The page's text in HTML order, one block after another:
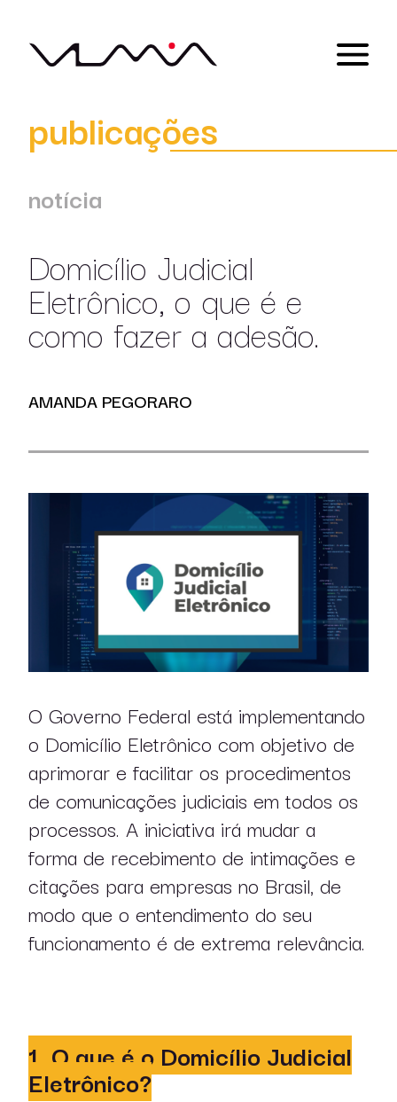
publicações
notícia
Domicílio Judicial
Eletrônico, o que é e
como fazer a adesão.
AMANDA PEGORARO
O Governo Federal está implementando
o Domicílio Eletrônico com objetivo de
aprimorar e facilitar os procedimentos
de comunicações judiciais em todos os
processos. A iniciativa irá mudar a
forma de recebimento de intimações e
citações para empresas no Brasil, de
modo que o entendimento do seu
funcionamento é de extrema relevância.
1. O que é o Domicílio Judicial
Eletrônico?